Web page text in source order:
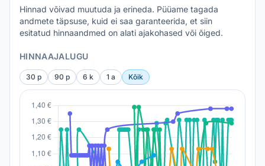
Hinnad võivad muutuda ja erineda. Püüame tagada
andmete täpsuse, kuid ei saa garanteerida, et siin
esitatud hinnaandmed on alati ajakohased või õiged.
HINNAAJALUGU
30 p 90 p 6 k 1 a Kõik